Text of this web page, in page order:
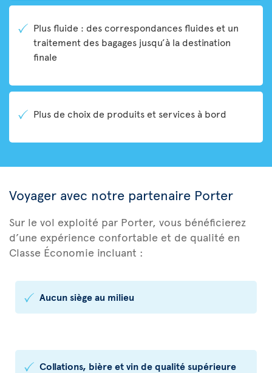
Plus fluide : des correspondances fluides et un
traitement des bagages jusqu’à la destination
finale
Plus de choix de produits et services à bord
Voyager avec notre partenaire Porter
Sur le vol exploité par Porter, vous bénéficierez
d’une expérience confortable et de qualité en
Classe Économie incluant :
Aucun siège au milieu
Collations, bière et vin de qualité supérieure